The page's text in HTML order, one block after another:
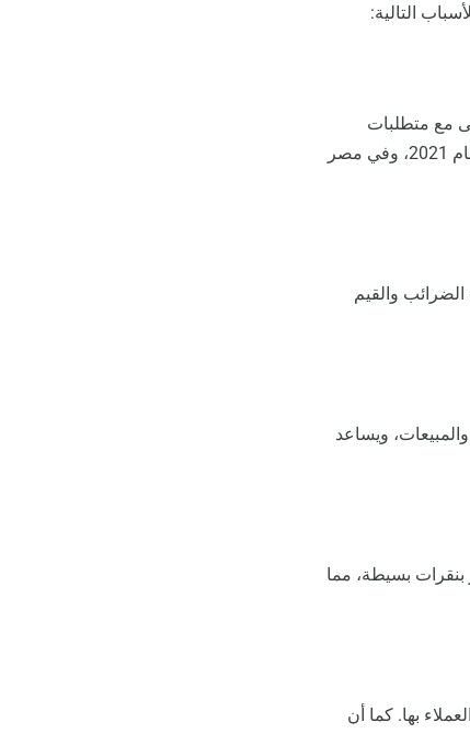
التالية:
مع متطلبات
الإلكتروني منذ عام 2021، وفي مصر
والقيم
ويساعد
بنقرات بسيطة، مما
بها. كما أن